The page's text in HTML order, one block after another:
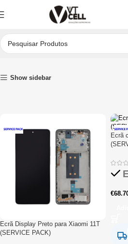
Início Peças para Reparações Telemóveis
Show sidebar
Ecrã Display Preto para Xiaomi 11T
(SERVICE PACK)
Ecrã
€